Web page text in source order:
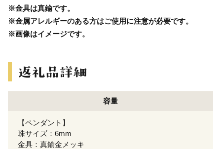
※金具は真鍮です。
※金属アレルギーのある方はご使用に注意が必要です。
※画像はイメージです。
容量
【ペンダント】
珠サイズ：6mm
金具：真鍮金メッキ